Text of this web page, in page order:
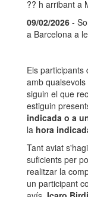
?? h arribant a
09/02/2026 -
a Barcelona a
Els
amb
siguin el que
estiguin
indicada o a
la hora
Tant aviat
suficients per
realitzar la
un participant